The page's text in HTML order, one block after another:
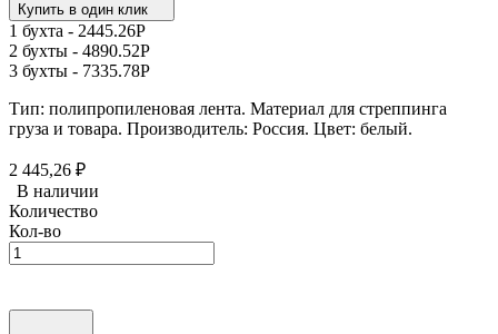
Купить в один клик
1 бухта - 2445.26Р
2 бухты - 4890.52Р
3 бухты - 7335.78Р
Тип: полипропиленовая лента. Материал для стреппинга
груза и товара. Производитель: Россия. Цвет: белый.
2 445,26 ₽
В наличии
Количество
Кол-во